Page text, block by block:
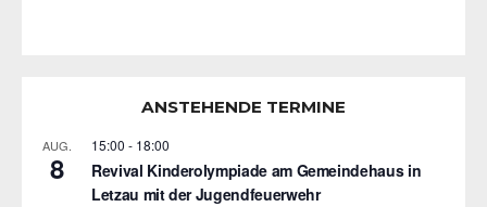
ANSTEHENDE TERMINE
AUG.
8
15:00 - 18:00
Revival Kinderolympiade am Gemeindehaus in
Letzau mit der Jugendfeuerwehr